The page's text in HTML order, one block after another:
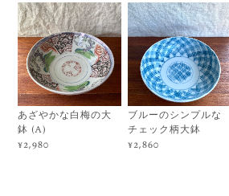
あざやかな白梅の大
鉢 (A)
¥2,980
ブルーのシンプルな
チェック柄大鉢
¥2,860